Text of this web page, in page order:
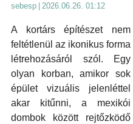
sebesp 2026.06.26. 01:12
A kortárs építészet nem
feltétlenül az ikonikus forma
létrehozásáról szól. Egy
olyan korban, amikor sok
épület vizuális jelenléttel
akar kitűnni, a mexikói
dombok között rejtőzködő